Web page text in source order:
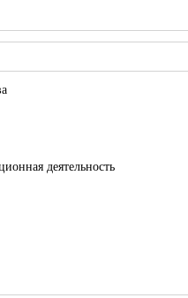
деятельность